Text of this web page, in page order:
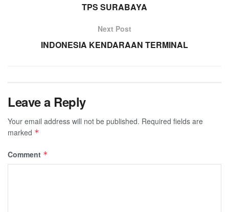
TPS SURABAYA
Next Post
INDONESIA KENDARAAN TERMINAL
Leave a Reply
Your email address will not be published. Required fields are
marked *
Comment *